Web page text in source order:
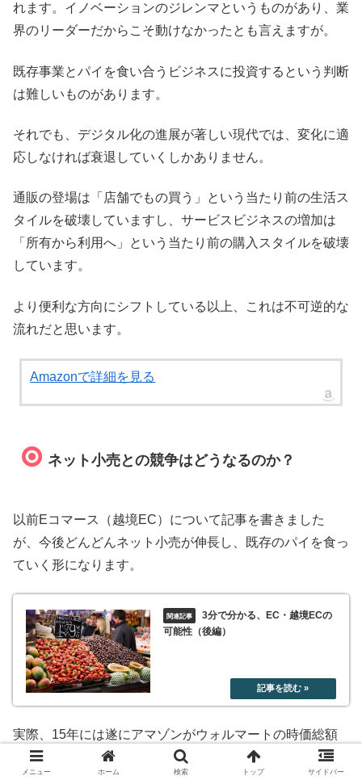
れます。イノベーションのジレンマというものがあり、業
界のリーダーだからこそ動けなかったとも言えますが。
既存事業とパイを食い合うビジネスに投資するという判断
は難しいものがあります。
それでも、デジタル化の進展が著しい現代では、変化に適
応しなければ衰退していくしかありません。
通販の登場は「店舗でもの買う」という当たり前の生活ス
タイルを破壊していますし、サービスビジネスの増加は
「所有から利用へ」という当たり前の購入スタイルを破壊
しています。
より便利な方向にシフトしている以上、これは不可逆的な
流れだと思います。
Amazonで詳細を見る
ネット小売との競争はどうなるのか？
以前Eコマース（越境EC）について記事を書きました
が、今後どんどんネット小売が伸長し、既存のパイを食っ
ていく形になります。
3分で分かる、EC・越境ECの
可能性（後編）
実際、15年には遂にアマゾンがウォルマートの時価総額
を抜いてしまいました。
メニュー ホーム 検索 トップ サイドバー